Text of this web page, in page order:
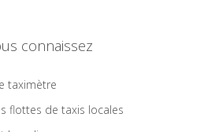
connaissez
taximètre
flottes de taxis locales